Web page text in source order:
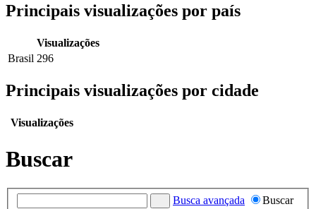
Principais visualizações por país
Visualizações
Brasil 296
Principais visualizações por cidade
Visualizações
Buscar
Busca avançada
Buscar